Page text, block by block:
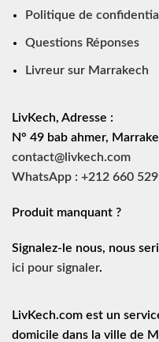
Politique de
Questions Réponses
Livreur sur Marrakech
LivKech, Adresse :
N° 49 bab ahmer,
contact@livkech.com
WhatsApp : +212 660
Produit manquant ?
Signalez-le nous, nous
ici pour signaler.
LivKech.com est un
domicile dans la ville de